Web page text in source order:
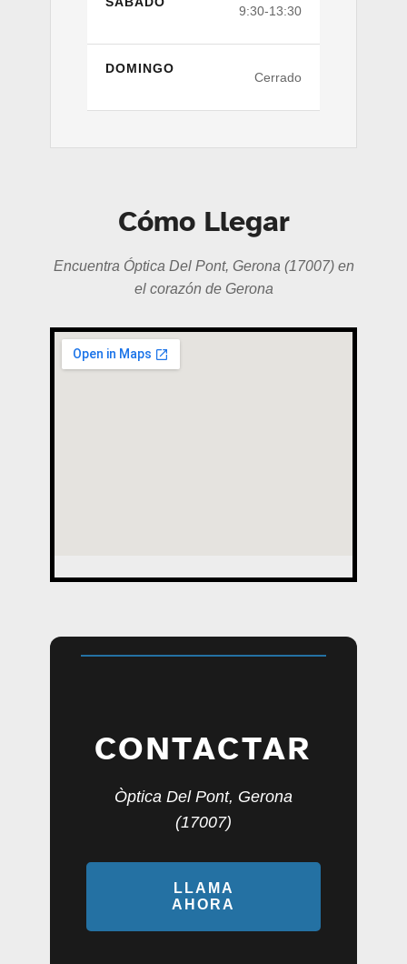
9:30-13:30
DOMINGO
Cerrado
Cómo Llegar
Encuentra Óptica Del Pont, Gerona (17007) en
el corazón de Gerona
CONTACTAR
Òptica Del Pont, Gerona
(17007)
LLAMA
AHORA